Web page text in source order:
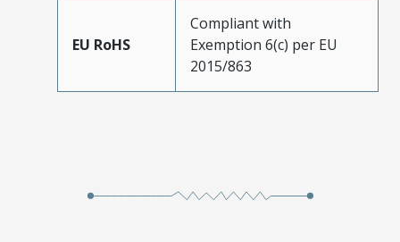
EU RoHS
Compliant with
Exemption 6(c) per EU
2015/863